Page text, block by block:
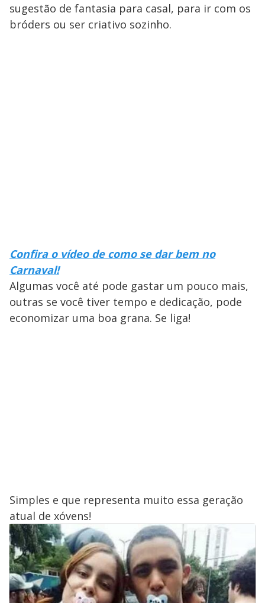
sugestão de fantasia para casal, para ir com os
bróders ou ser criativo sozinho.
Confira o vídeo de como se dar bem no
Carnaval!
Algumas você até pode gastar um pouco mais,
outras se você tiver tempo e dedicação, pode
economizar uma boa grana. Se liga!
Simples e que representa muito essa geração
atual de xóvens!